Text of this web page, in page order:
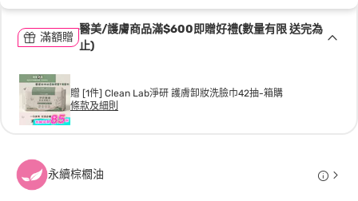
滿額贈
醫美/護膚商品滿$600即贈好禮(數量有限 送完為
止)
贈 [1件] Clean Lab淨研 護膚卸妝洗臉巾42抽-箱購
條款及細則
永續棕櫚油